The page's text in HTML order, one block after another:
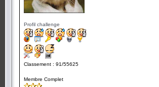
Profil challenge
Classement : 91/55625
Membre Complet